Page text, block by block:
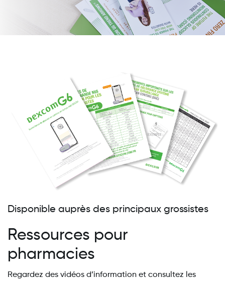
Disponible auprès des principaux grossistes
Ressources pour
pharmacies
Regardez des vidéos d’information et consultez les